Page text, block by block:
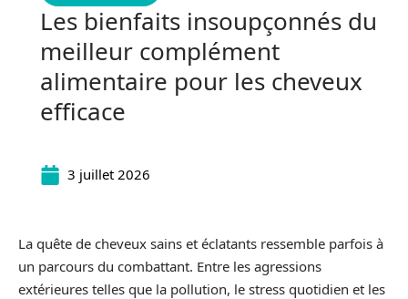
Les bienfaits insoupçonnés du
meilleur complément
alimentaire pour les cheveux
efficace
3 juillet 2026
La quête de cheveux sains et éclatants ressemble parfois à
un parcours du combattant. Entre les agressions
extérieures telles que la pollution, le stress quotidien et les